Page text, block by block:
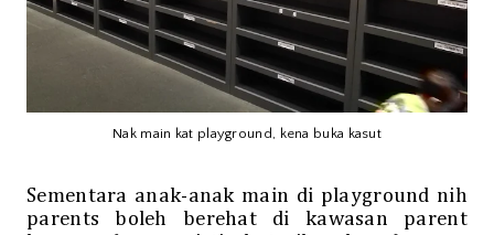
Nak main kat playground, kena buka kasut
Sementara anak-anak main di playground nih
parents boleh berehat di kawasan parent